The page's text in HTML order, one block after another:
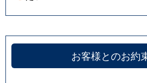
お客様とのお約